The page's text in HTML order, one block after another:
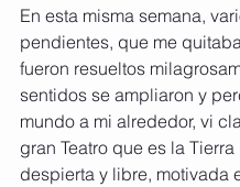
En esta misma semana,
pendientes, que me
fueron resueltos
sentidos se ampliaron y
mundo a mi alrededor, vi
gran Teatro que es la Tierra
despierta y libre, motivada